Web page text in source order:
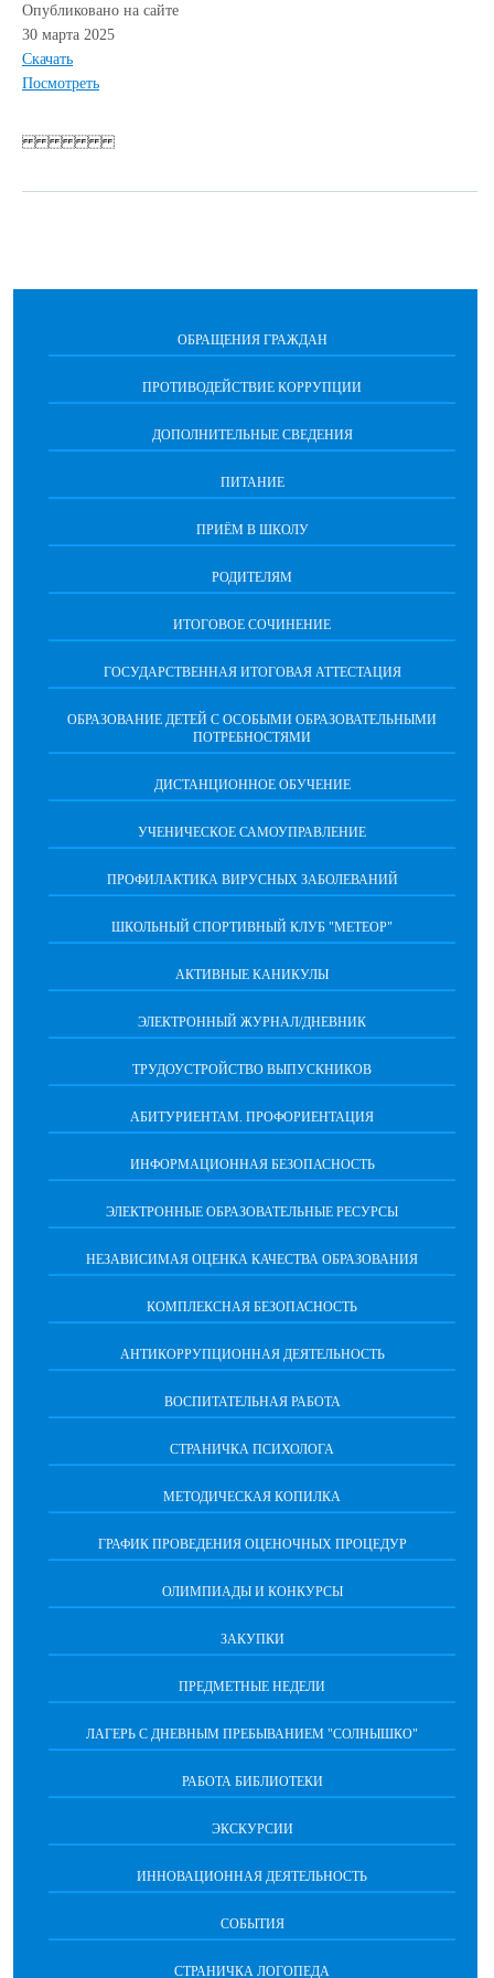
Опубликовано на сайте
30 марта 2025
Скачать
Посмотреть
ОБРАЩЕНИЯ ГРАЖДАН
ПРОТИВОДЕЙСТВИЕ КОРРУПЦИИ
ДОПОЛНИТЕЛЬНЫЕ СВЕДЕНИЯ
ПИТАНИЕ
ПРИЁМ В ШКОЛУ
РОДИТЕЛЯМ
ИТОГОВОЕ СОЧИНЕНИЕ
ГОСУДАРСТВЕННАЯ ИТОГОВАЯ АТТЕСТАЦИЯ
ОБРАЗОВАНИЕ ДЕТЕЙ С ОСОБЫМИ ОБРАЗОВАТЕЛЬНЫМИ
ПОТРЕБНОСТЯМИ
ДИСТАНЦИОННОЕ ОБУЧЕНИЕ
УЧЕНИЧЕСКОЕ САМОУПРАВЛЕНИЕ
ПРОФИЛАКТИКА ВИРУСНЫХ ЗАБОЛЕВАНИЙ
ШКОЛЬНЫЙ СПОРТИВНЫЙ КЛУБ "МЕТЕОР"
АКТИВНЫЕ КАНИКУЛЫ
ЭЛЕКТРОННЫЙ ЖУРНАЛ/ДНЕВНИК
ТРУДОУСТРОЙСТВО ВЫПУСКНИКОВ
АБИТУРИЕНТАМ. ПРОФОРИЕНТАЦИЯ
ИНФОРМАЦИОННАЯ БЕЗОПАСНОСТЬ
ЭЛЕКТРОННЫЕ ОБРАЗОВАТЕЛЬНЫЕ РЕСУРСЫ
НЕЗАВИСИМАЯ ОЦЕНКА КАЧЕСТВА ОБРАЗОВАНИЯ
КОМПЛЕКСНАЯ БЕЗОПАСНОСТЬ
АНТИКОРРУПЦИОННАЯ ДЕЯТЕЛЬНОСТЬ
ВОСПИТАТЕЛЬНАЯ РАБОТА
СТРАНИЧКА ПСИХОЛОГА
МЕТОДИЧЕСКАЯ КОПИЛКА
ГРАФИК ПРОВЕДЕНИЯ ОЦЕНОЧНЫХ ПРОЦЕДУР
ОЛИМПИАДЫ И КОНКУРСЫ
ЗАКУПКИ
ПРЕДМЕТНЫЕ НЕДЕЛИ
ЛАГЕРЬ С ДНЕВНЫМ ПРЕБЫВАНИЕМ "СОЛНЫШКО"
РАБОТА БИБЛИОТЕКИ
ЭКСКУРСИИ
ИННОВАЦИОННАЯ ДЕЯТЕЛЬНОСТЬ
СОБЫТИЯ
СТРАНИЧКА ЛОГОПЕДА